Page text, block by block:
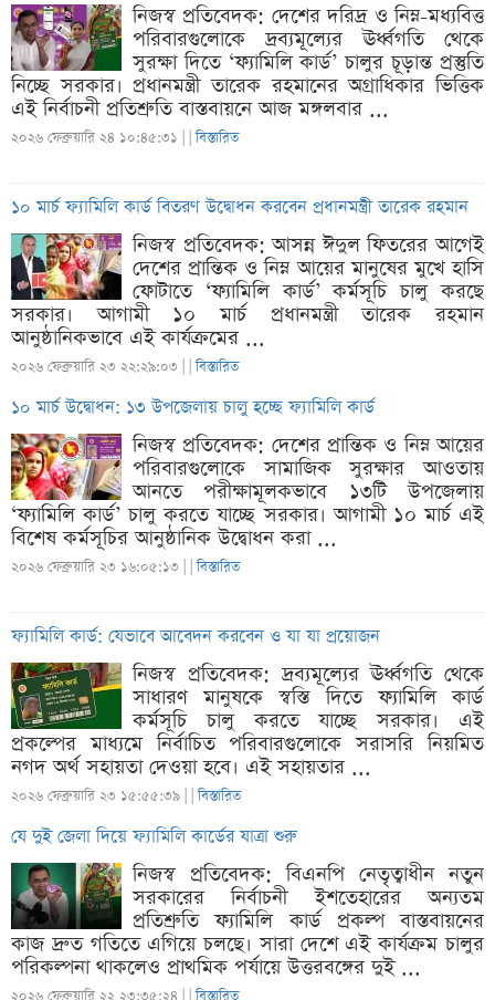
নিজস্ব প্রতিবেদক: দেশের দরিদ্র ও নিম্ন-মধ্যবিত্ত
পরিবারগুলোকে দ্রব্যমূল্যের ঊর্ধ্বগতি থেকে
সুরক্ষা দিতে ‘ফ্যামিলি কার্ড’ চালুর চূড়ান্ত প্রস্তুতি
নিচ্ছে সরকার। প্রধানমন্ত্রী তারেক রহমানের অগ্রাধিকার ভিত্তিক
এই নির্বাচনী প্রতিশ্রুতি বাস্তবায়নে আজ মঙ্গলবার ...
২০২৬ ফেব্রুয়ারি ২৪ ১০:৪৫:৩১ | |বিস্তারিত
১০ মার্চ ফ্যামিলি কার্ড বিতরণ উদ্বোধন করবেন প্রধানমন্ত্রী তারেক রহমান
নিজস্ব প্রতিবেদক: আসন্ন ঈদুল ফিতরের আগেই
দেশের প্রান্তিক ও নিম্ন আয়ের মানুষের মুখে হাসি
ফোটাতে ‘ফ্যামিলি কার্ড’ কর্মসূচি চালু করছে
সরকার। আগামী ১০ মার্চ প্রধানমন্ত্রী তারেক রহমান
আনুষ্ঠানিকভাবে এই কার্যক্রমের ...
২০২৬ ফেব্রুয়ারি ২৩ ২২:২৯:০৩ | |বিস্তারিত
১০ মার্চ উদ্বোধন: ১৩ উপজেলায় চালু হচ্ছে ফ্যামিলি কার্ড
নিজস্ব প্রতিবেদক: দেশের প্রান্তিক ও নিম্ন আয়ের
পরিবারগুলোকে সামাজিক সুরক্ষার আওতায়
আনতে পরীক্ষামূলকভাবে ১৩টি উপজেলায়
‘ফ্যামিলি কার্ড’ চালু করতে যাচ্ছে সরকার। আগামী ১০ মার্চ এই
বিশেষ কর্মসূচির আনুষ্ঠানিক উদ্বোধন করা ...
২০২৬ ফেব্রুয়ারি ২৩ ১৬:০৫:১৩ | |বিস্তারিত
ফ্যামিলি কার্ড: যেভাবে আবেদন করবেন ও যা যা প্রয়োজন
নিজস্ব প্রতিবেদক: দ্রব্যমূল্যের ঊর্ধ্বগতি থেকে
সাধারণ মানুষকে স্বস্তি দিতে ফ্যামিলি কার্ড
কর্মসূচি চালু করতে যাচ্ছে সরকার। এই
প্রকল্পের মাধ্যমে নির্বাচিত পরিবারগুলোকে সরাসরি নিয়মিত
নগদ অর্থ সহায়তা দেওয়া হবে। এই সহায়তার ...
২০২৬ ফেব্রুয়ারি ২৩ ১৫:৫৫:৩৯ | |বিস্তারিত
যে দুই জেলা দিয়ে ফ্যামিলি কার্ডের যাত্রা শুরু
নিজস্ব প্রতিবেদক: বিএনপি নেতৃত্বাধীন নতুন
সরকারের নির্বাচনী ইশতেহারের অন্যতম
প্রতিশ্রুতি ফ্যামিলি কার্ড প্রকল্প বাস্তবায়নের
কাজ দ্রুত গতিতে এগিয়ে চলছে। সারা দেশে এই কার্যক্রম চালুর
পরিকল্পনা থাকলেও প্রাথমিক পর্যায়ে উত্তরবঙ্গের দুই ...
২০২৬ ফেব্রুয়ারি ২২ ২৩:৩৫:২৪ | |বিস্তারিত